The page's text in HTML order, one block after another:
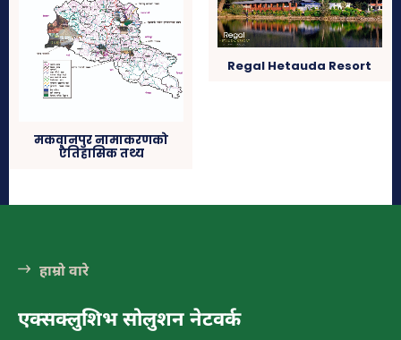
इन्द्रसरोवर ताल (हेटौडाबाट ४० किमि उत्तरतर्फ)
निर्मित ७ किमि लामो जलासय पर्यटकीय दृष्टिले मनमोहक मानिन्छ । मार्खु र
मकवानपुर नामाकरणको
एैतिहासिक तथ्य
Regal Hetauda Resort
हाम्रो वारे
एक्सक्लुशिभ सोलुशन नेटवर्क